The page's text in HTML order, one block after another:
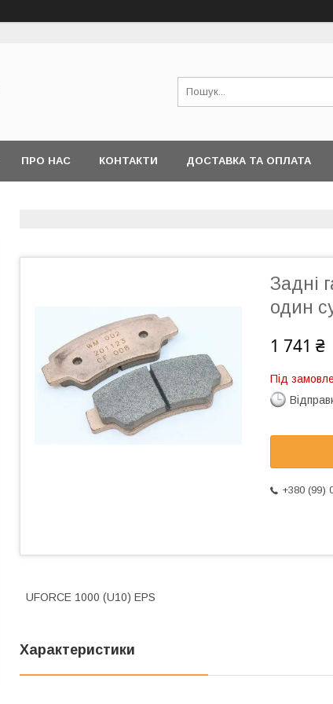
ПРО НАС КОНТАКТИ ДОСТАВКА ТА ОПЛАТА
Задні
один
1 741 ₴
Під
+380 (99)
UFORCE 1000 (U10) EPS
Характеристики